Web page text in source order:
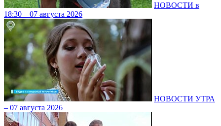
НОВОСТИ в
18:30 – 07 августа 2026
НОВОСТИ УТРА
– 07 августа 2026